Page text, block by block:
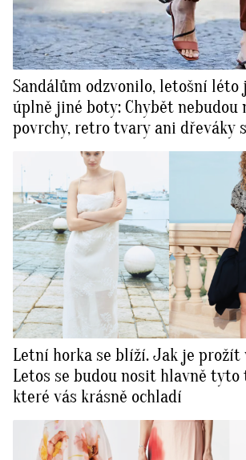
Sandálům odzvonilo, letošní léto
úplně jiné boty: Chybět nebudou
povrchy, retro tvary ani dřeváky
Letní horka se blíží. Jak je prožít
Letos se budou nosit hlavně
které vás krásně ochladí